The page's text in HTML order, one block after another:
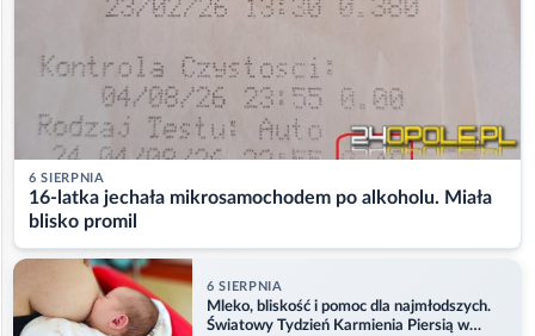
6 SIERPNIA
16-latka jechała mikrosamochodem po alkoholu. Miała
blisko promil
6 SIERPNIA
Mleko, bliskość i pomoc dla najmłodszych.
Światowy Tydzień Karmienia Piersią w